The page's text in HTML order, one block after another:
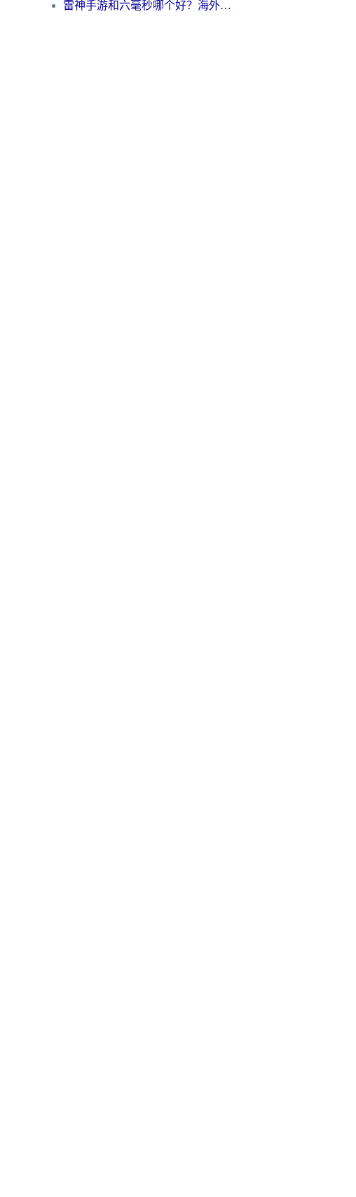
雷神手游和六毫秒哪个好？海外党如何真正解锁国内资源